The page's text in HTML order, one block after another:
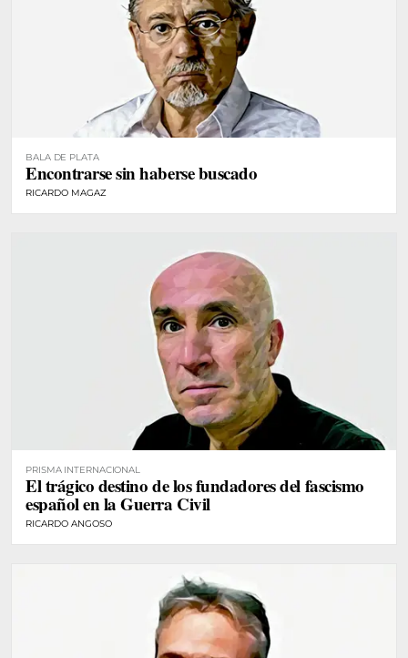
BALA DE PLATA
Encontrarse sin haberse buscado
RICARDO MAGAZ
PRISMA INTERNACIONAL
El trágico destino de los fundadores del fascismo
español en la Guerra Civil
RICARDO ANGOSO